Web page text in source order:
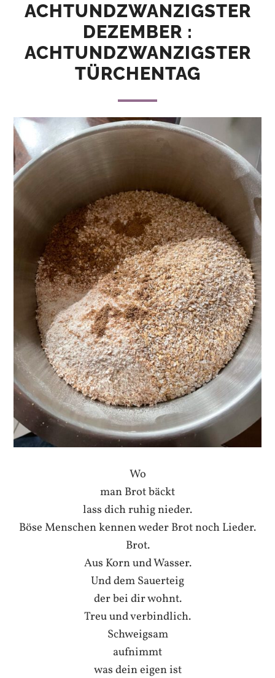
ACHTUNDZWANZIGSTER
DEZEMBER :
ACHTUNDZWANZIGSTER
TÜRCHENTAG
Wo
man Brot bäckt
lass dich ruhig nieder.
Böse Menschen kennen weder Brot noch Lieder.
Brot.
Aus Korn und Wasser.
Und dem Sauerteig
der bei dir wohnt.
Treu und verbindlich.
Schweigsam
aufnimmt
was dein eigen ist